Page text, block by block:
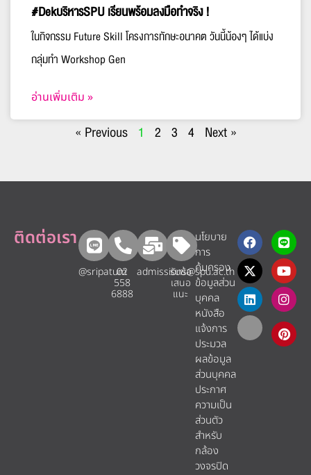
#DekบริหารSPU เรียนพร้อมลงมือทำจริง !
ในกิจกรรม Future Skill โครงการทักษะอนาคต วันนี้น้องๆ ได้แบ่ง
กลุ่มทำ Workshop Gen
อ่านเพิ่มเติม »
« Previous 1 2 3 4 Next »
ติดต่อเรา
@sripatum
02
558
6888
admissions@spu.ac.th
รับข้อ
เสนอ
แนะ​
นโยบาย
การ
คุ้มครอง
ข้อมูลส่วน
บุคคล
หนังสือ
แจ้งการ
ประมวล
ผลข้อมูล
ส่วนบุคคล
ประกาศ
ความเป็น
ส่วนตัว
สำหรับ
กล้อง
วงจรปิด